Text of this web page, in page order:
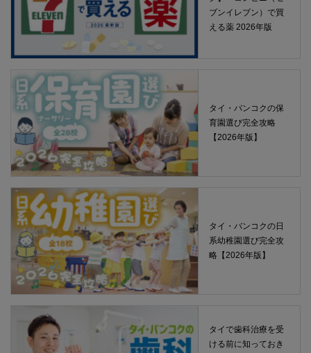
ブンイレブン）で買
える薬 2026年版
タイ・バンコクの保
育園選び完全攻略
【2026年版】
タイ・バンコクの日
系幼稚園選び完全攻
略【2026年版】
タイで歯科治療を受
ける前に知っておき